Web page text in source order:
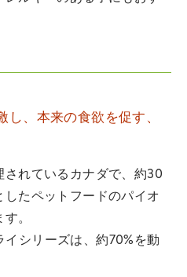
し、本来の食欲を促す、
れているカナダで、約30
たペットフードのパイオ
。
イシリーズは、約70%を動